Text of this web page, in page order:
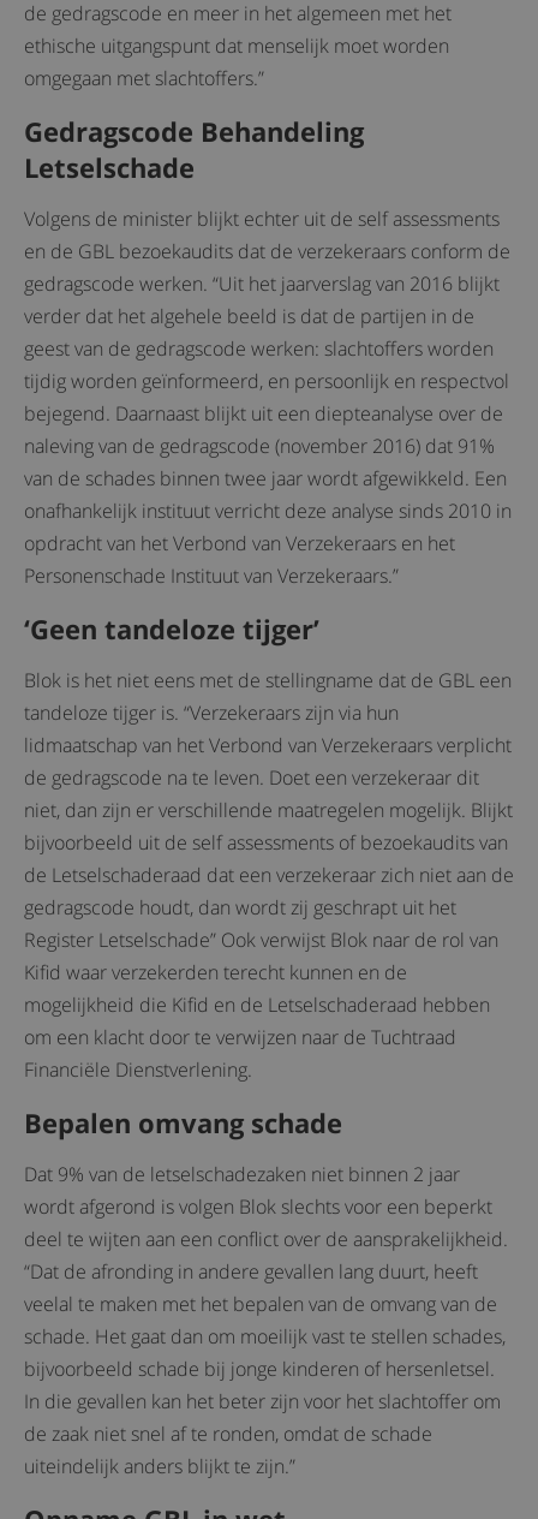
de gedragscode en meer in het algemeen met het
ethische uitgangspunt dat menselijk moet worden
omgegaan met slachtoffers.”
Gedragscode Behandeling
Letselschade
Volgens de minister blijkt echter uit de self assessments
en de GBL bezoekaudits dat de verzekeraars conform de
gedragscode werken. “Uit het jaarverslag van 2016 blijkt
verder dat het algehele beeld is dat de partijen in de
geest van de gedragscode werken: slachtoffers worden
tijdig worden geïnformeerd, en persoonlijk en respectvol
bejegend. Daarnaast blijkt uit een diepteanalyse over de
naleving van de gedragscode (november 2016) dat 91%
van de schades binnen twee jaar wordt afgewikkeld. Een
onafhankelijk instituut verricht deze analyse sinds 2010 in
opdracht van het Verbond van Verzekeraars en het
Personenschade Instituut van Verzekeraars.”
‘Geen tandeloze tijger’
Blok is het niet eens met de stellingname dat de GBL een
tandeloze tijger is. “Verzekeraars zijn via hun
lidmaatschap van het Verbond van Verzekeraars verplicht
de gedragscode na te leven. Doet een verzekeraar dit
niet, dan zijn er verschillende maatregelen mogelijk. Blijkt
bijvoorbeeld uit de self assessments of bezoekaudits van
de Letselschaderaad dat een verzekeraar zich niet aan de
gedragscode houdt, dan wordt zij geschrapt uit het
Register Letselschade” Ook verwijst Blok naar de rol van
Kifid waar verzekerden terecht kunnen en de
mogelijkheid die Kifid en de Letselschaderaad hebben
om een klacht door te verwijzen naar de Tuchtraad
Financiële Dienstverlening.
Bepalen omvang schade
Dat 9% van de letselschadezaken niet binnen 2 jaar
wordt afgerond is volgen Blok slechts voor een beperkt
deel te wijten aan een conflict over de aansprakelijkheid.
“Dat de afronding in andere gevallen lang duurt, heeft
veelal te maken met het bepalen van de omvang van de
schade. Het gaat dan om moeilijk vast te stellen schades,
bijvoorbeeld schade bij jonge kinderen of hersenletsel.
In die gevallen kan het beter zijn voor het slachtoffer om
de zaak niet snel af te ronden, omdat de schade
uiteindelijk anders blijkt te zijn.”